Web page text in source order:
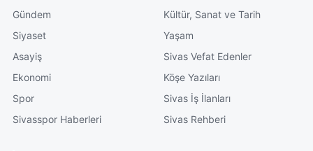
Gündem
Siyaset
Asayiş
Ekonomi
Spor
Sivasspor Haberleri
Kültür, Sanat ve Tarih
Yaşam
Sivas Vefat Edenler
Köşe Yazıları
Sivas İş İlanları
Sivas Rehberi